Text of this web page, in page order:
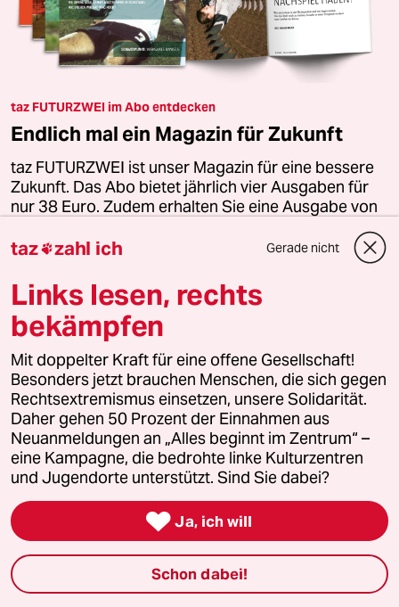
taz FUTURZWEI im Abo entdecken
Endlich mal ein Magazin für Zukunft
taz FUTURZWEI ist unser Magazin für eine bessere
Zukunft. Das Abo bietet jährlich vier Ausgaben für
nur 38 Euro. Zudem erhalten Sie eine Ausgabe von
Luisa Neubauers neuestem Buch „Was wäre, wenn
wir mutig sind?“ (solange Vorrat reicht).
Nur 38 Euro im Jahr
Als Prämie Luisa Neubauers „Was wäre, wenn wir
mutig sind?“
Herausgegeben von Harald Welzer
Jetzt abonnieren
23 Kommentare Älteste
einloggen
taz zahl ich Gerade nicht
Links lesen, rechts
bekämpfen
Mit doppelter Kraft für eine offene Gesellschaft!
Besonders jetzt brauchen Menschen, die sich gegen
Rechtsextremismus einsetzen, unsere Solidarität.
Daher gehen 50 Prozent der Einnahmen aus
Neuanmeldungen an „Alles beginnt im Zentrum“ –
eine Kampagne, die bedrohte linke Kulturzentren
und Jugendorte unterstützt. Sind Sie dabei?
 Ja, ich will
Schon dabei!